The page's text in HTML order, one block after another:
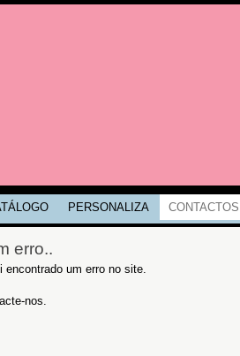
PERSONALIZA CONTACTOS
erro..
encontrado um erro no site.
nos.